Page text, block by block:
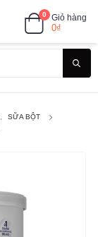
0 Giỏ hàng
0₫
SỮA BỘT